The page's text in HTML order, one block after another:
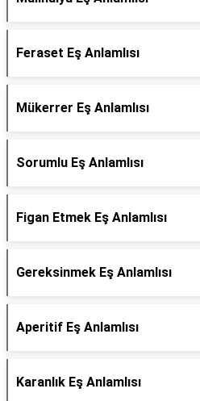
Feraset Eş Anlamlısı
Mükerrer Eş Anlamlısı
Sorumlu Eş Anlamlısı
Figan Etmek Eş Anlamlısı
Gereksinmek Eş Anlamlısı
Aperitif Eş Anlamlısı
Karanlık Eş Anlamlısı